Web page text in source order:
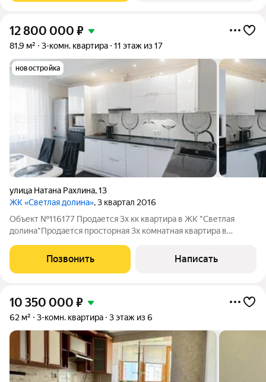
12 800 000 ₽
81,9 м² 3-комн. квартира 11 этаж из 17
новостройка
улица Натана Рахлина,13
ЖК «Светлая долина», 3 квартал 2016
Объект №116177 Продается 3х кк квартира в ЖК "Светлая
долина"Продается просторная 3х комнатная квартира в
площадь 81.9 кв.м. Квартира расположена на 11 этаже 17
этажного дома, построенного в 2018
Позвонить Написать
10 350 000 ₽
62 м² 3-комн. квартира 3 этаж из 6